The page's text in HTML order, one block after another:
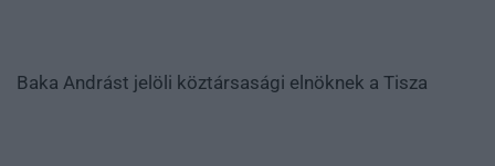
Baka Andrást jelöli köztársasági elnöknek a Tisza